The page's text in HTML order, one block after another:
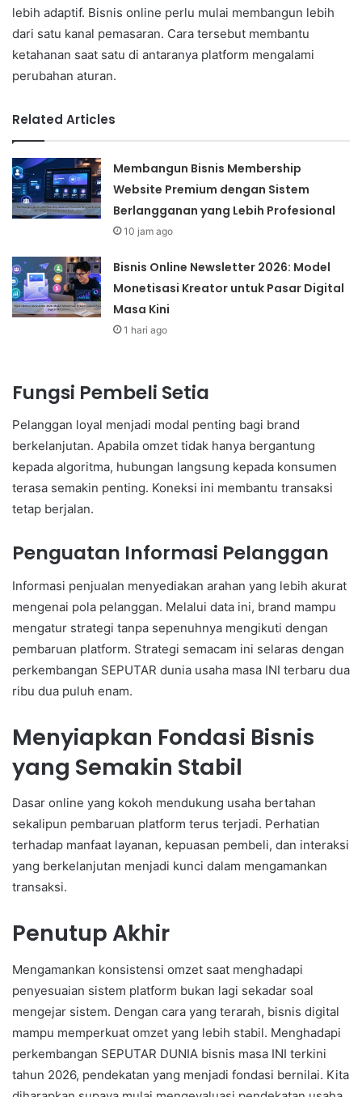
lebih adaptif. Bisnis online perlu mulai membangun lebih
dari satu kanal pemasaran. Cara tersebut membantu
ketahanan saat satu di antaranya platform mengalami
perubahan aturan.
Related Articles
Membangun Bisnis Membership
Website Premium dengan Sistem
Berlangganan yang Lebih Profesional
10 jam ago
Bisnis Online Newsletter 2026: Model
Monetisasi Kreator untuk Pasar Digital
Masa Kini
1 hari ago
Fungsi Pembeli Setia
Pelanggan loyal menjadi modal penting bagi brand
berkelanjutan. Apabila omzet tidak hanya bergantung
kepada algoritma, hubungan langsung kepada konsumen
terasa semakin penting. Koneksi ini membantu transaksi
tetap berjalan.
Penguatan Informasi Pelanggan
Informasi penjualan menyediakan arahan yang lebih akurat
mengenai pola pelanggan. Melalui data ini, brand mampu
mengatur strategi tanpa sepenuhnya mengikuti dengan
pembaruan platform. Strategi semacam ini selaras dengan
perkembangan SEPUTAR dunia usaha masa INI terbaru dua
ribu dua puluh enam.
Menyiapkan Fondasi Bisnis
yang Semakin Stabil
Dasar online yang kokoh mendukung usaha bertahan
sekalipun pembaruan platform terus terjadi. Perhatian
terhadap manfaat layanan, kepuasan pembeli, dan interaksi
yang berkelanjutan menjadi kunci dalam mengamankan
transaksi.
Penutup Akhir
Mengamankan konsistensi omzet saat menghadapi
penyesuaian sistem platform bukan lagi sekadar soal
mengejar sistem. Dengan cara yang terarah, bisnis digital
mampu memperkuat omzet yang lebih stabil. Menghadapi
perkembangan SEPUTAR DUNIA bisnis masa INI terkini
tahun 2026, pendekatan yang menjadi fondasi bernilai. Kita